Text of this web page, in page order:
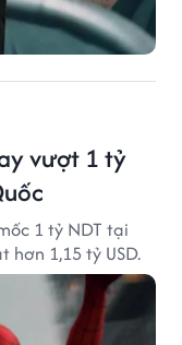
vượt 1 tỷ
1 tỷ NDT tại
1,15 tỷ USD.